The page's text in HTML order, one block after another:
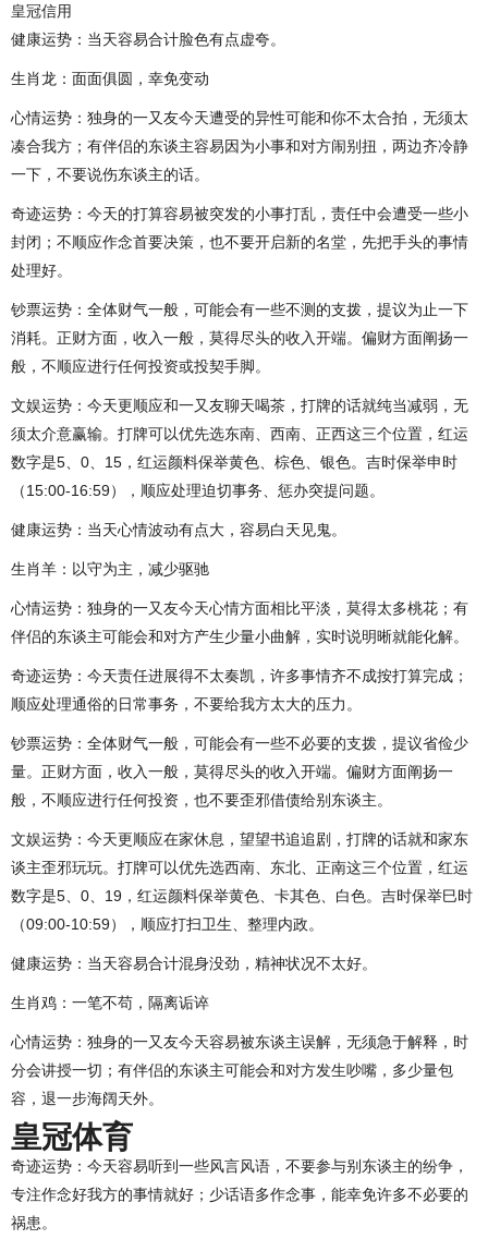
皇冠信用
健康运势：当天容易合计脸色有点虚夸。
生肖龙：面面俱圆，幸免变动
心情运势：独身的一又友今天遭受的异性可能和你不太合拍，无须太
凑合我方；有伴侣的东谈主容易因为小事和对方闹别扭，两边齐冷静
一下，不要说伤东谈主的话。
奇迹运势：今天的打算容易被突发的小事打乱，责任中会遭受一些小
封闭；不顺应作念首要决策，也不要开启新的名堂，先把手头的事情
处理好。
钞票运势：全体财气一般，可能会有一些不测的支拨，提议为止一下
消耗。正财方面，收入一般，莫得尽头的收入开端。偏财方面阐扬一
般，不顺应进行任何投资或投契手脚。
文娱运势：今天更顺应和一又友聊天喝茶，打牌的话就纯当减弱，无
须太介意赢输。打牌可以优先选东南、西南、正西这三个位置，红运
数字是5、0、15，红运颜料保举黄色、棕色、银色。吉时保举申时
（15:00-16:59），顺应处理迫切事务、惩办突提问题。
健康运势：当天心情波动有点大，容易白天见鬼。
生肖羊：以守为主，减少驱驰
心情运势：独身的一又友今天心情方面相比平淡，莫得太多桃花；有
伴侣的东谈主可能会和对方产生少量小曲解，实时说明晰就能化解。
奇迹运势：今天责任进展得不太奏凯，许多事情齐不成按打算完成；
顺应处理通俗的日常事务，不要给我方太大的压力。
钞票运势：全体财气一般，可能会有一些不必要的支拨，提议省俭少
量。正财方面，收入一般，莫得尽头的收入开端。偏财方面阐扬一
般，不顺应进行任何投资，也不要歪邪借债给别东谈主。
文娱运势：今天更顺应在家休息，望望书追追剧，打牌的话就和家东
谈主歪邪玩玩。打牌可以优先选西南、东北、正南这三个位置，红运
数字是5、0、19，红运颜料保举黄色、卡其色、白色。吉时保举巳时
（09:00-10:59），顺应打扫卫生、整理内政。
健康运势：当天容易合计混身没劲，精神状况不太好。
生肖鸡：一笔不苟，隔离诟谇
心情运势：独身的一又友今天容易被东谈主误解，无须急于解释，时
分会讲授一切；有伴侣的东谈主可能会和对方发生吵嘴，多少量包
容，退一步海阔天外。
皇冠体育
奇迹运势：今天容易听到一些风言风语，不要参与别东谈主的纷争，
专注作念好我方的事情就好；少话语多作念事，能幸免许多不必要的
祸患。